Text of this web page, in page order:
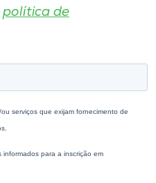
política de